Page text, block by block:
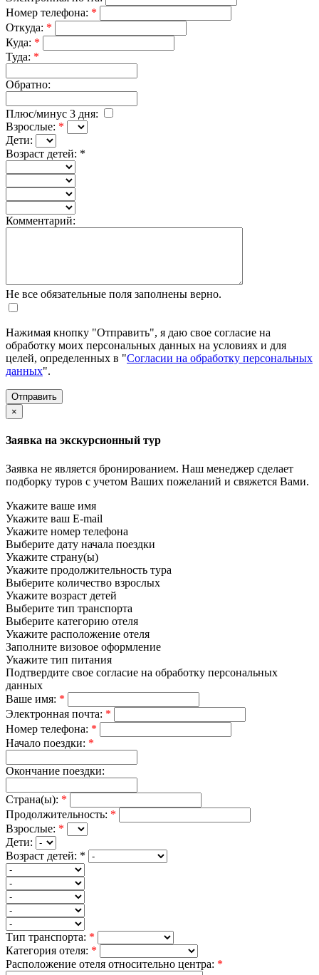
Номер телефона: *
Откуда: *
Куда: *
Туда: *
Обратно:
Плюс/минус 3 дня:
Взрослые: *
Дети:
Возраст детей: *
Комментарий:
Не все обязательные поля заполнены верно.
Нажимая кнопку "Отправить", я даю свое согласие на
обработку моих персональных данных на условиях и для
целей, определенных в "Согласии на обработку персональных
данных".
×
Заявка на экскурсионный тур
Заявка не является бронированием. Наш менеджер сделает
подборку туров с учетом Ваших пожеланий и свяжется Вами.
Укажите ваше имя
Укажите ваш E-mail
Укажите номер телефона
Выберите дату начала поездки
Укажите страну(ы)
Укажите продолжительность тура
Выберите количество взрослых
Укажите возраст детей
Выберите тип транспорта
Выберите категорию отеля
Укажите расположение отеля
Заполните визовое оформление
Укажите тип питания
Подтвердите свое согласие на обработку персональных
данных
Ваше имя: *
Электронная почта: *
Номер телефона: *
Начало поездки: *
Окончание поездки:
Страна(ы): *
Продолжительность: *
Взрослые: *
Дети:
Возраст детей: *
Тип транспорта: *
Категория отеля: *
Расположение отеля относительно центра: *